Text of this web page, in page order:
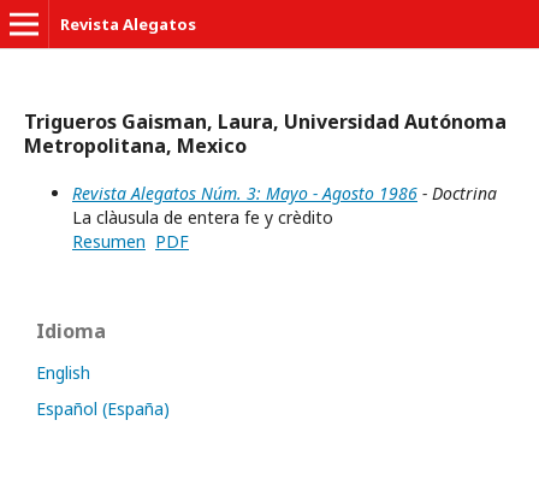
Revista Alegatos
Trigueros Gaisman, Laura, Universidad Autónoma
Metropolitana, Mexico
Revista Alegatos Núm. 3: Mayo - Agosto 1986 - Doctrina
La clàusula de entera fe y crèdito
Resumen PDF
Idioma
English
Español (España)